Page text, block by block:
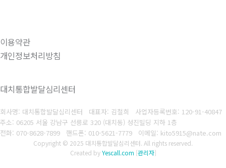
이용약관
개인정보처리방침
대치통합발달심리센터
회사명: 대치통합발달심리센터 대표자: 김철희 사업자등록번호: 120-91-40847
주소: 06205 서울 강남구 선릉로 320 (대치동) 성진빌딩 지하 1층
전화: 070-8628-7899
핸드폰: 010-5621-7779 이메일: kito5915@nate.com
Copyright © 2025 대치통합발달심리센터. All rights reserved.
Created byYescall.com [관리자]